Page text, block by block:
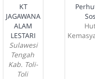
KT
JAGAWANA
ALAM
LESTARI
Sulawesi
Tengah
Kab. Toli-
Toli